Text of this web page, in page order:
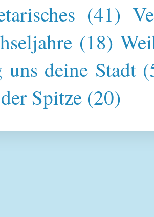
(41)
(18)
uns deine Stadt
Spitze (20)